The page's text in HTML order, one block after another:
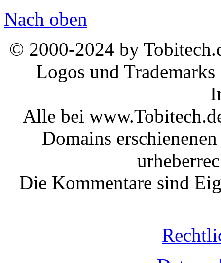
Nach oben
© 2000-2024 by
Logos und
Alle bei
Domains
Die Kommentare sind